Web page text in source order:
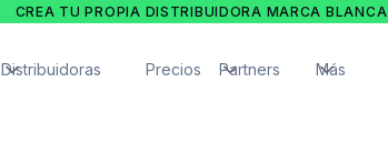
CREA TU PROPIA DISTRIBUIDORA MARCA BLANCA
Distribuidoras Precios Partners Más